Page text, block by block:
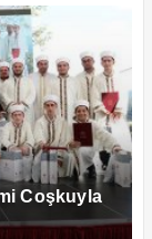
Coşkuyla